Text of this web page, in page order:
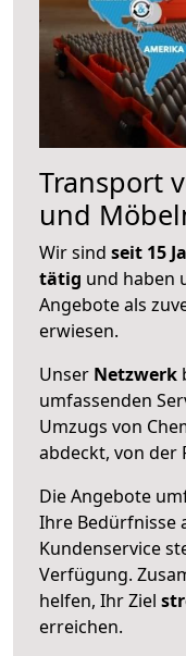
Transport
und
Wir sind seit 15
tätig und haben
Angebote als
erwiesen.
Unser Netzwerk
umfassenden
Umzugs von
abdeckt, von der
Die Angebote
Ihre Bedürfnisse
Kundenservice
Verfügung.
helfen, Ihr Ziel
erreichen.